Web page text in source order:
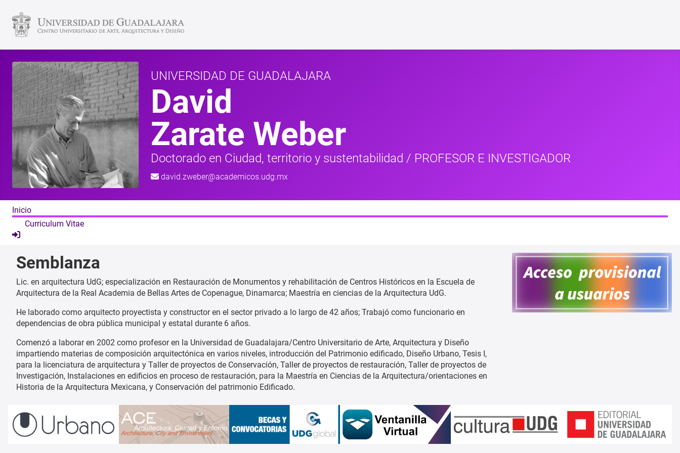
UNIVERSIDAD DE GUADALAJARA
David
Zarate Weber
Doctorado en Ciudad, territorio y sustentabilidad / PROFESOR E INVESTIGADOR
david.zweber@academicos.udg.mx
Inicio
Curriculum Vitae
Semblanza
Lic. en arquitectura UdG; especialización en Restauración de Monumentos y rehabilitación de Centros Históricos en la Escuela de
Arquitectura de la Real Academia de Bellas Artes de Copenague, Dinamarca; Maestría en ciencias de la Arquitectura UdG.
He laborado como arquitecto proyectista y constructor en el sector privado a lo largo de 42 años; Trabajó como funcionario en
dependencias de obra pública municipal y estatal durante 6 años.
Comenzó a laborar en 2002 como profesor en la Universidad de Guadalajara/Centro Universitario de Arte, Arquitectura y Diseño
impartiendo materias de composición arquitectónica en varios niveles, introducción del Patrimonio edificado, Diseño Urbano, Tesis I,
para la licenciatura de arquitectura y Taller de proyectos de Conservación, Taller de proyectos de restauración, Taller de proyectos de
Investigación, Instalaciones en edificios en proceso de restauración, para la Maestría en Ciencias de la Arquitectura/orientaciones en
Historia de la Arquitectura Mexicana, y Conservación del patrimonio Edificado.